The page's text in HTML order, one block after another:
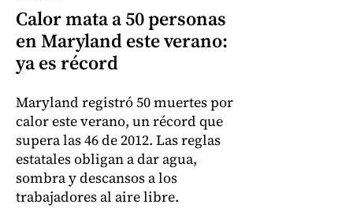
Calor mata a 50 personas
en Maryland este verano:
ya es récord
Maryland registró 50 muertes por
calor este verano, un récord que
supera las 46 de 2012. Las reglas
estatales obligan a dar agua,
sombra y descansos a los
trabajadores al aire libre.